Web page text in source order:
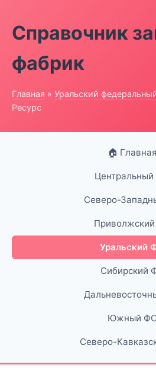
Справочник
фабрик
Главная » Уральский
Ресурс
🏠 Главная
Северо-
Уральский
Сибирский
Южный
Северо-